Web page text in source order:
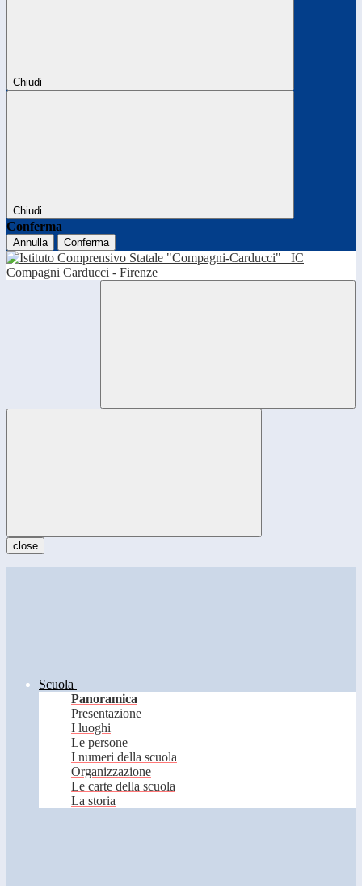
Chiudi
Chiudi
Conferma
Annulla Conferma
IC
Compagni Carducci - Firenze
close
Scuola
Panoramica
Presentazione
I luoghi
Le persone
I numeri della scuola
Organizzazione
Le carte della scuola
La storia